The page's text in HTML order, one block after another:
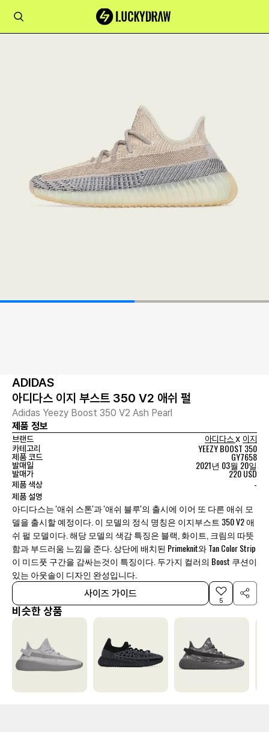
ADIDAS
아디다스 이지 부스트 350 V2 애쉬 펄
Adidas Yeezy Boost 350 V2 Ash Pearl
제품 정보
브랜드 아디다스x 이지
카테고리
YEEZY BOOST 350
제품 코드 GY7658
발매일 2021년 03월 20일
발매가 220 USD
제품 색상 -
제품 설명
아디다스는 '애쉬 스톤'과 '애쉬 블루'의 출시에 이어 또 다른 애쉬 모
델을 출시할 예정이다. 이 모델의 정식 명칭은 이지부스트 350 V2 애
쉬 펄 모델이다. 해당 모델의 색감 특징은 블랙, 화이트, 크림의 따뜻
함과 부드러움 느낌을 준다. 상단에 배치된 Primeknit와 Tan Color Strip
이 미드풋 구간을 감싸는것이 특징이다. 두가지 컬러의 Boost 쿠션이
있는 아웃솔이 디자인 완성입니다.
사이즈 가이드
5
비슷한 상품